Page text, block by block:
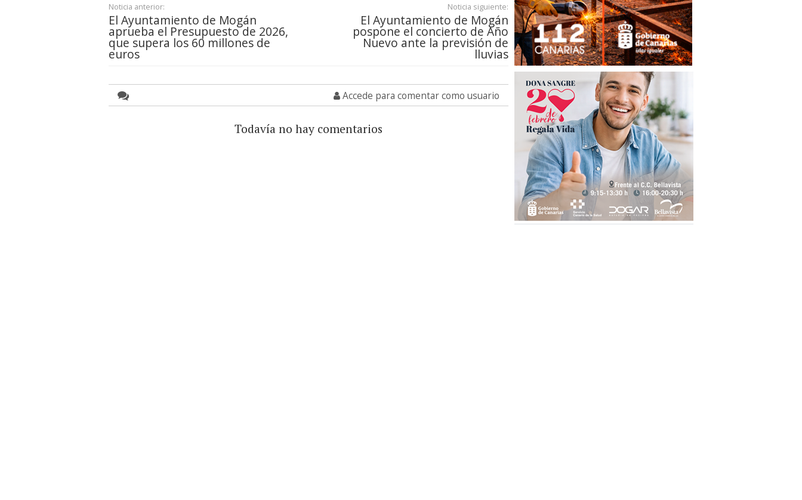
Noticia anterior:
El Ayuntamiento de Mogán
aprueba el Presupuesto de 2026,
que supera los 60 millones de
euros
Noticia siguiente:
El Ayuntamiento de Mogán
pospone el concierto de Año
Nuevo ante la previsión de
lluvias
Accede para comentar como usuario
Todavía no hay comentarios